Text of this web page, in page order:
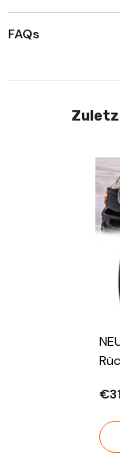
FAQs